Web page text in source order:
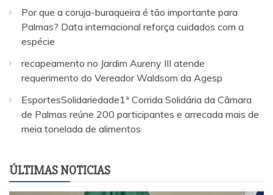
Por que a coruja-buraqueira é tão importante para
Palmas? Data internacional reforça cuidados com a
espécie
recapeamento no Jardim Aureny III atende
requerimento do Vereador Waldsom da Agesp
EsportesSolidariedade1ª Corrida Solidária da Câmara
de Palmas reúne 200 participantes e arrecada mais de
meia tonelada de alimentos
ÚLTIMAS NOTICIAS